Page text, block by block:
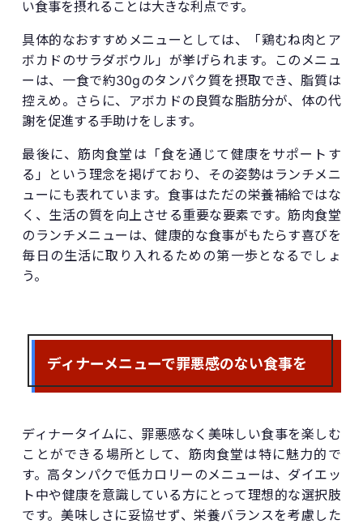
い食事を摂れることは大きな利点です。
具体的なおすすめメニューとしては、「鶏むね肉とア
ボカドのサラダボウル」が挙げられます。このメニュ
ーは、一食で約30gのタンパク質を摂取でき、脂質は
控えめ。さらに、アボカドの良質な脂肪分が、体の代
謝を促進する手助けをします。
最後に、筋肉食堂は「食を通じて健康をサポートす
る」という理念を掲げており、その姿勢はランチメニ
ューにも表れています。食事はただの栄養補給ではな
く、生活の質を向上させる重要な要素です。筋肉食堂
のランチメニューは、健康的な食事がもたらす喜びを
毎日の生活に取り入れるための第一歩となるでしょ
う。
ディナーメニューで罪悪感のない食事を
ディナータイムに、罪悪感なく美味しい食事を楽しむ
ことができる場所として、筋肉食堂は特に魅力的で
す。高タンパクで低カロリーのメニューは、ダイエッ
ト中や健康を意識している方にとって理想的な選択肢
です。美味しさに妥協せず、栄養バランスを考慮した